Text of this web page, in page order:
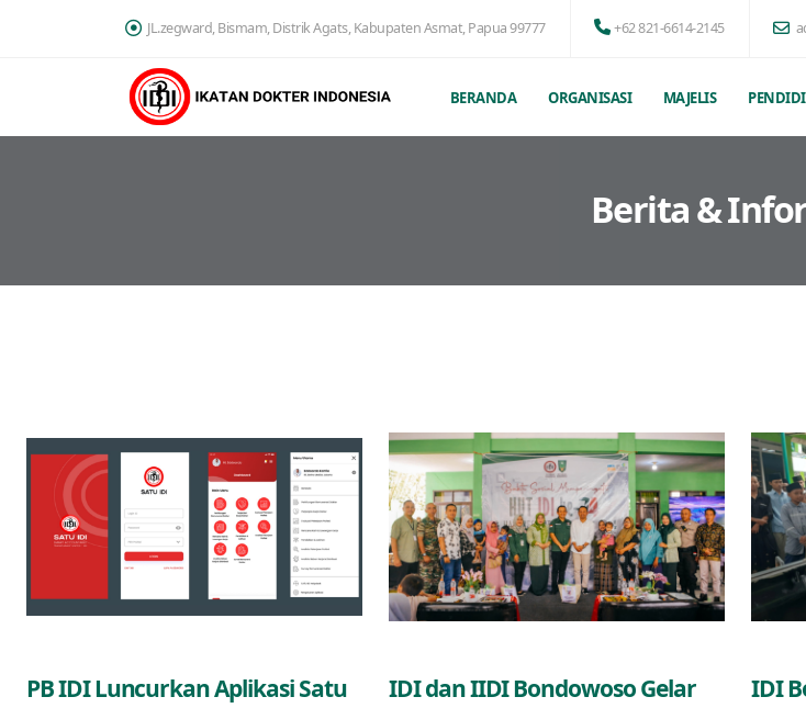
JL.zegward, Bismam, Distrik Agats, Kabupaten Asmat, Papua 99777 +62 821-6614-2145
BERANDA ORGANISASI MAJELIS
Berita &
PB IDI Luncurkan Aplikasi Satu
IDI dan IIDI Bondowoso Gelar
IDI